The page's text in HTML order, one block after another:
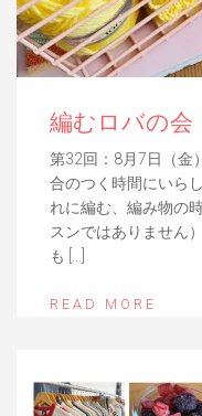
編むロバの会
第32回：8月7日（金
合のつく時間にいら
れに編む、編み物の
スンではありません
も […]
READ MORE